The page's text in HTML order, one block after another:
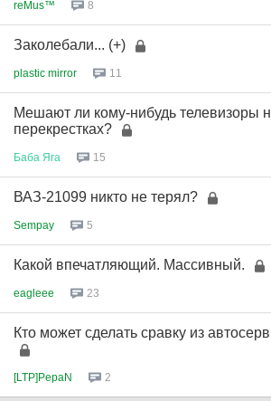
reMus™ 8
Заколебали... (+)
plastic mirror 11
Мешают ли кому-нибудь телевизоры
перекрестках?
Баба Яга 15
ВАЗ-21099 никто не терял?
Sempay 5
Какой впечатляющий. Массивный.
eagleee 23
Кто может сделать сравку из
[LTP]PepaN 2